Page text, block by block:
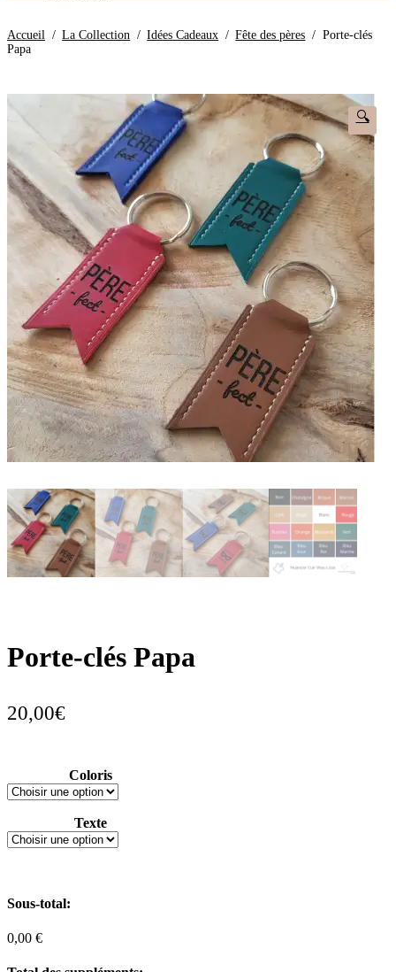
Accueil / La Collection / Idées Cadeaux / Fête des pères / Porte-clés
Papa
🔍
Porte-clés Papa
20,00€
Coloris
Texte
Sous-total:
0,00 €